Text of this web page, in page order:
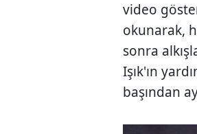
video
okunarak,
sonra
Işık'ın
başından